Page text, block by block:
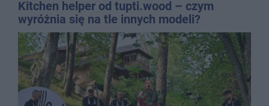
Kitchen helper od tupti.wood – czym
wyróżnia się na tle innych modeli?